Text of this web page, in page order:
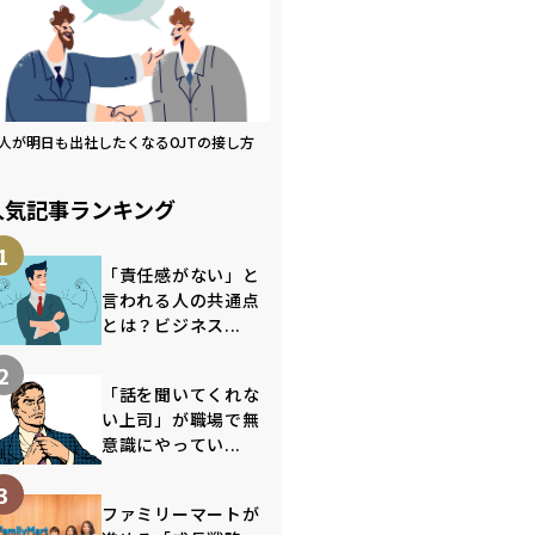
が明日も出社したくなるOJTの接し方
記事ランキング
「責任感がない」と
言われる人の共通点
とは？ビジネス...
「話を聞いてくれな
い上司」が職場で無
意識にやってい...
ファミリーマートが